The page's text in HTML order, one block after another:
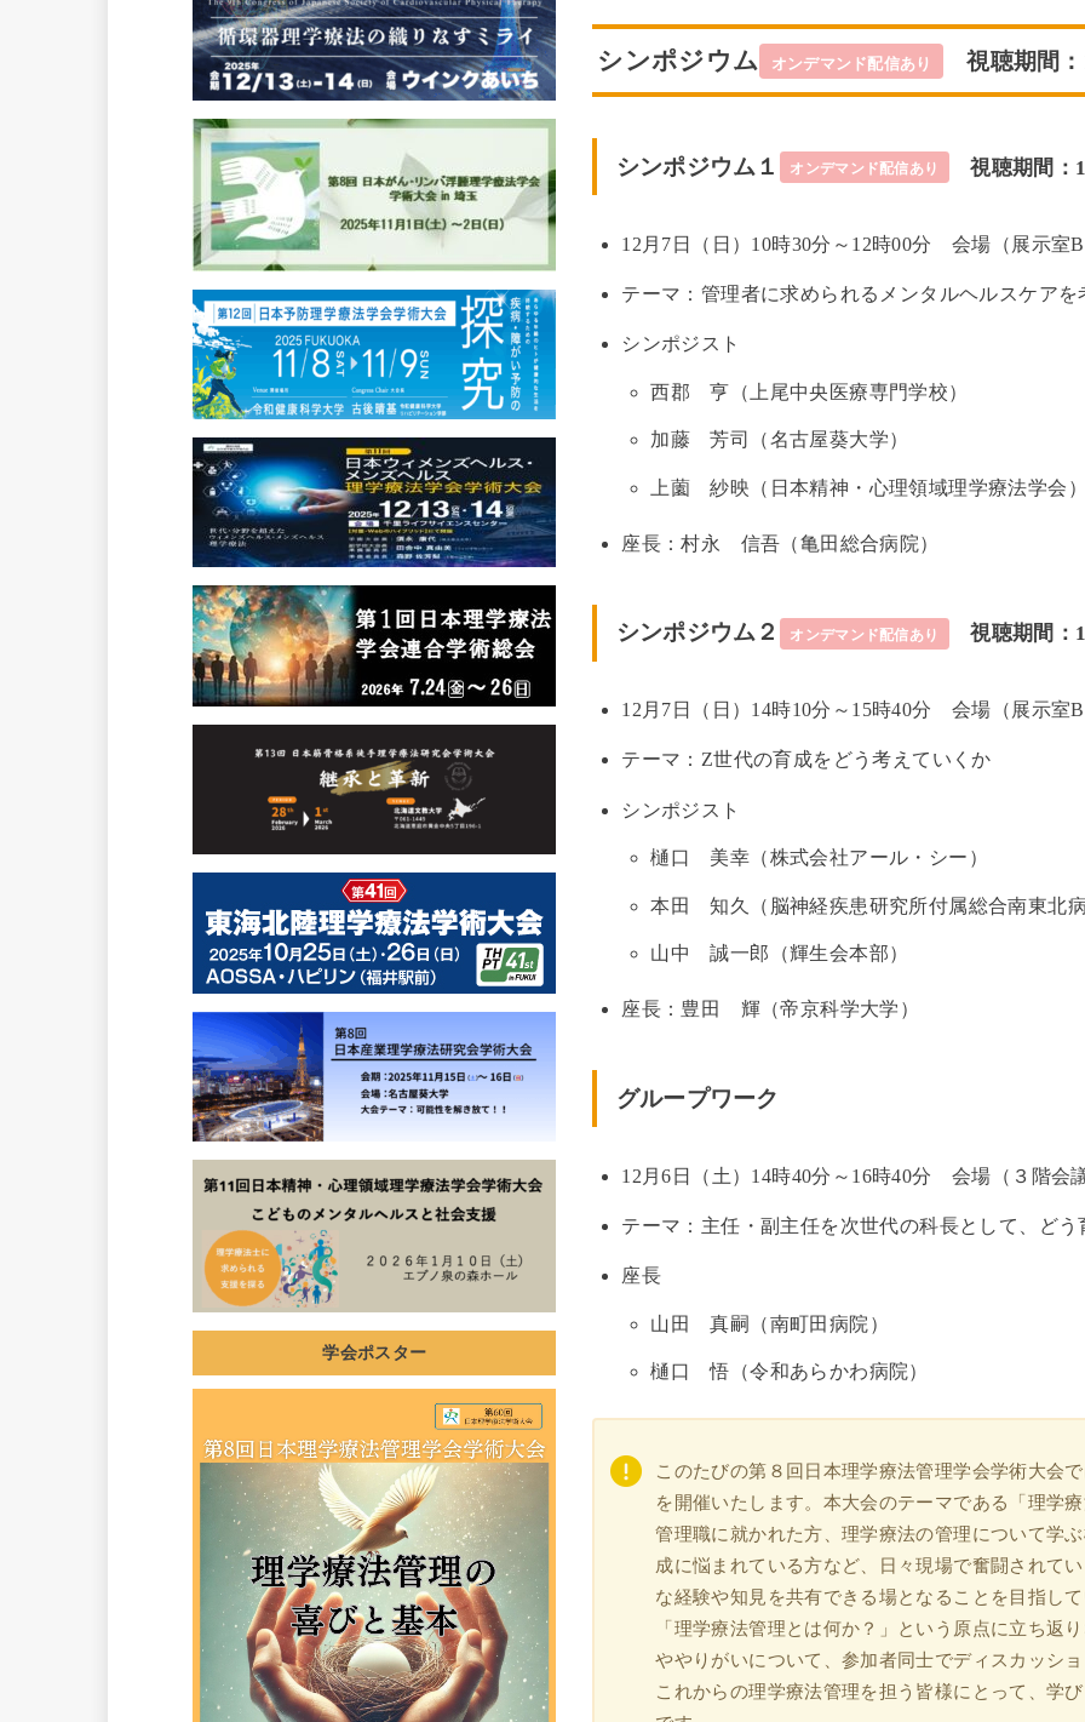
シンポジウム オンデマンド配信あり 視聴期間：
シンポジウム１ オンデマンド配信あり 視聴期間：
12月7日（日）10時30分～12時00分 会場（展示室B
テーマ：管理者に求められるメンタルヘルスケアを
シンポジスト
西郡 亨（上尾中央医療専門学校）
加藤 芳司（名古屋葵大学）
上薗 紗映（日本精神・心理領域理学療法学会）
座長：村永 信吾（亀田総合病院）
シンポジウム２ オンデマンド配信あり 視聴期間：
12月7日（日）14時10分～15時40分 会場（展示室B
テーマ：Z世代の育成をどう考えていくか
シンポジスト
樋口 美幸（株式会社アール・シー）
本田 知久（脳神経疾患研究所付属総合南東北病
山中 誠一郎（輝生会本部）
座長：豊田 輝（帝京科学大学）
グループワーク
12月6日（土）14時40分～16時40分 会場（３階会議
テーマ：主任・副主任を次世代の科長として、どう
座長
山田 真嗣（南町田病院）
樋口 悟（令和あらかわ病院）
このたびの第８回日本理学療法管理学会学術大会
を開催いたします。本大会のテーマである「理学
管理職に就かれた方、理学療法の管理について学
成に悩まれている方など、日々現場で奮闘されて
な経験や知見を共有できる場となることを目指して
「理学療法管理とは何か？」という原点に立ち返
ややりがいについて、参加者同士でディスカッシ
これからの理学療法管理を担う皆様にとって、学
学会ポスター